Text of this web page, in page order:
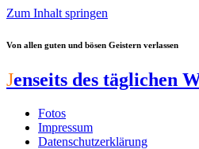
Zum Inhalt springen
Von allen guten und bösen Geistern verlassen
Jenseits des täglichen
Fotos
Impressum
Datenschutzerklärung